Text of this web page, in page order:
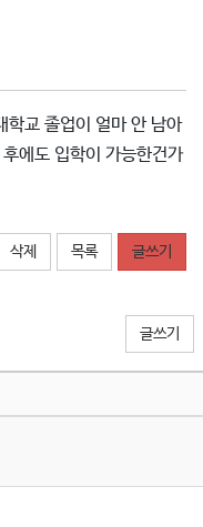
학교 졸업이 얼마 안 남아
에도 입학이 가능한건가
삭제 목록 글쓰기
글쓰기